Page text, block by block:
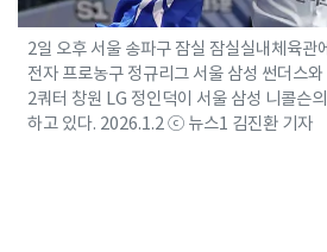
2일 오후 서울 송파구 잠실 잠실실내체육
전자 프로농구 정규리그 서울 삼성 썬더스
2쿼터 창원 LG 정인덕이 서울 삼성 니콜슨
하고 있다. 2026.1.2 ⓒ 뉴스1 김진환 기자